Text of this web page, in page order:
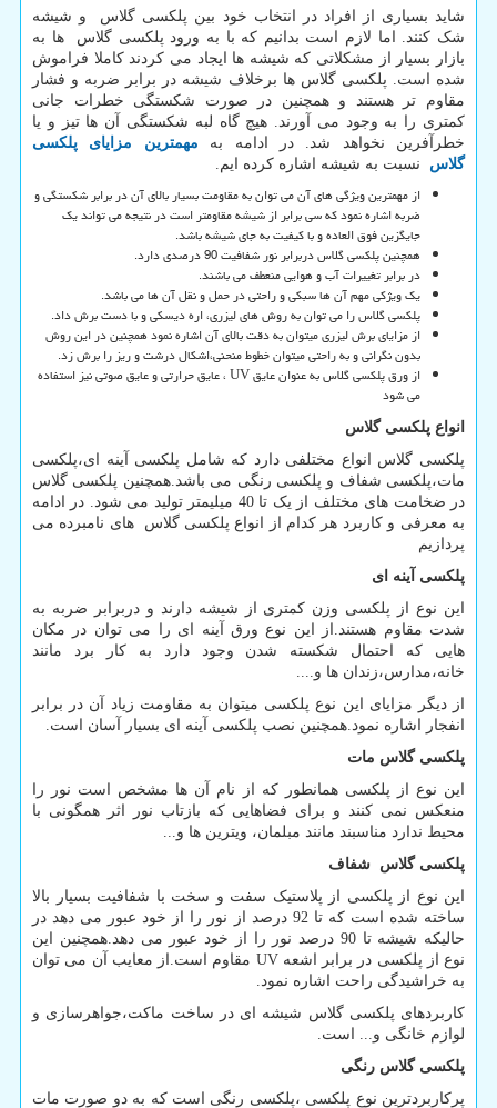
شاید بسیاری از افراد در انتخاب خود بین پلکسی گلاس و شیشه
شک کنند. اما لازم است بدانیم که با به ورود پلکسی گلاس ها به
بازار بسیار از مشکلاتی که شیشه ها ایجاد می کردند کاملا فراموش
شده است. پلکسی گلاس ها برخلاف شیشه در برابر ضربه و فشار
مقاوم تر هستند و همچنین در صورت شکستگی خطرات جانی
کمتری را به وجود می آورند. هیچ گاه لبه شکستگی آن ها تیز و یا
خطرآفرین نخواهد شد. در ادامه به مهمترین مزایای پلکسی
گلاس
نسبت به شیشه اشاره کرده ایم.
از مهمترین ویژگی های آن می توان به مقاومت بسیار بالای آن در برابر شکستگی و
ضربه اشاره نمود که سی برابر از شیشه مقاومتر است در نتیجه می تواند یک
جایگزین فوق العاده و با کیفیت به جای شیشه باشد.
همچنین پلکسی گلاس دربرابر نور شفافیت 90 درصدی دارد.
در برابر تغییرات آب و هوایی منعطف می باشند.
یک ویژکی مهم آن ها سبکی و راحتی در حمل و نقل آن ها می باشد.
پلکسی گلاس را می توان به روش های لیزری، اره دیسکی و با دست برش داد.
از مزایای برش لیزری میتوان به دقت بالای آن اشاره نمود همچنین در این روش
بدون نگرانی و به راحتی میتوان خطوط منحنی،اشکال درشت و ریز را برش زد.
از ورق پلکسی گلاس به عنوان عایقUV، عایق حرارتی و عایق صوتی نیز استفاده
می شود
انواع پلکسی گلاس
پلکسی گلاس انواع مختلفی دارد که شامل پلکسی آینه ای،پلکسی
مات،پلکسی شفاف و پلکسی رنگی می باشد.همچنین پلکسی گلاس
در ضخامت های مختلف از یک تا 40 میلیمتر تولید می شود. در ادامه
به معرفی و کاربرد هر کدام از انواع پلکسی گلاس های نامبرده می
پردازیم
پلکسی آینه ای
این نوع از پلکسی وزن کمتری از شیشه دارند و دربرابر ضربه به
شدت مقاوم هستند.از این نوع ورق آینه ای را می توان در مکان
هایی که احتمال شکسته شدن وجود دارد به کار برد مانند
خانه،مدارس،زندان ها و....
از دیگر مزایای این نوع پلکسی میتوان به مقاومت زیاد آن در برابر
انفجار اشاره نمود.همچنین نصب پلکسی آینه ای بسیار آسان است.
پلکسی گلاس مات
این نوع از پلکسی همانطور که از نام آن ها مشخص است نور را
منعکس نمی کنند و برای فضاهایی که بازتاب نور اثر همگونی با
محیط ندارد مناسبند مانند مبلمان، ویترین ها و...
پلکسی گلاس شفاف
این نوع از پلکسی از پلاستیک سفت و سخت با شفافیت بسیار بالا
ساخته شده است که تا 92 درصد از نور را از خود عبور می دهد در
حالیکه شیشه تا 90 درصد نور را از خود عبور می دهد.همچنین این
نوع از پلکسی در برابر اشعهUV مقاوم است.از معایب آن می توان
به خراشیدگی راحت اشاره نمود.
کاربردهای پلکسی گلاس شیشه ای در ساخت ماکت،جواهرسازی و
لوازم خانگی و... است.
پلکسی گلاس رنگی
پرکاربردترین نوع پلکسی ،پلکسی رنگی است که به دو صورت مات